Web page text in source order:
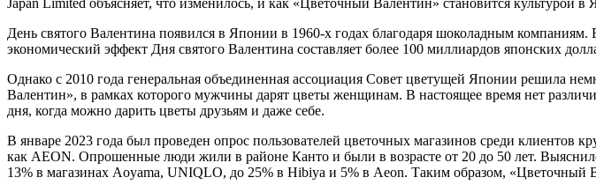
Japan Limited объясняет, что изменилось, и как «Цветочный Валентин» становится культурой в
День святого Валентина появился в Японии в 1960-х годах благодаря шоколадным
экономический эффект Дня святого Валентина составляет более 100 миллиардов японских
Однако с 2010 года генеральная объединенная ассоциация Совет цветущей Японии решила
Валентин», в рамках которого мужчины дарят цветы женщинам. В настоящее время нет
дня, когда можно дарить цветы друзьям и даже себе.
В январе 2023 года был проведен опрос пользователей цветочных магазинов среди
как AEON. Опрошенные люди жили в районе Канто и были в возрасте от 20 до 50 лет.
13% в магазинах Aoyama, UNIQLO, до 25% в Hibiya и 5% в Aeon. Таким образом, «Цветочный